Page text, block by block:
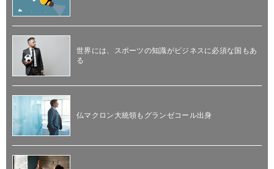
世界には、スポーツの知識がビジネスに必須な国もあ
る
仏マクロン大統領もグランゼコール出身